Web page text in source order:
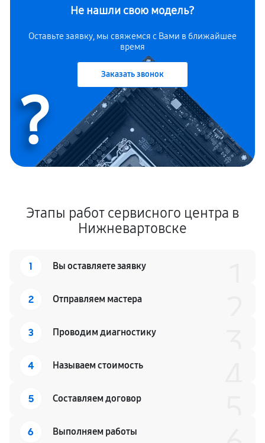
Не нашли свою модель?
Оставьте заявку, мы свяжемся с Вами в ближайшее
время
Заказать звонок
?
Этапы работ сервисного центра в
Нижневартовске
1 Вы оставляете заявку
2 Отправляем мастера
3 Проводим диагностику
4 Называем стоимость
5 Составляем договор
6 Выполняем работы